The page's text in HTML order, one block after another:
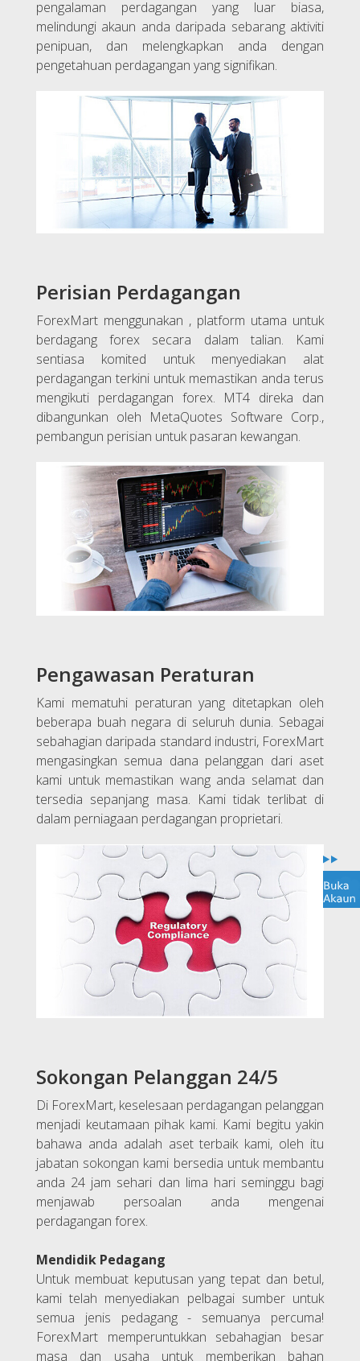
pengalaman perdagangan yang luar biasa,
melindungi akaun anda daripada sebarang aktiviti
penipuan, dan melengkapkan anda dengan
pengetahuan perdagangan yang signifikan.
Perisian Perdagangan
ForexMart menggunakan , platform utama untuk
berdagang forex secara dalam talian. Kami
sentiasa komited untuk menyediakan alat
perdagangan terkini untuk memastikan anda terus
mengikuti perdagangan forex. MT4 direka dan
dibangunkan oleh MetaQuotes Software Corp.,
pembangun perisian untuk pasaran kewangan.
Pengawasan Peraturan
Kami mematuhi peraturan yang ditetapkan oleh
beberapa buah negara di seluruh dunia. Sebagai
sebahagian daripada standard industri, ForexMart
mengasingkan semua dana pelanggan dari aset
kami untuk memastikan wang anda selamat dan
tersedia sepanjang masa. Kami tidak terlibat di
dalam perniagaan perdagangan proprietari.
Sokongan Pelanggan 24/5
Di ForexMart, keselesaan perdagangan pelanggan
menjadi keutamaan pihak kami. Kami begitu yakin
bahawa anda adalah aset terbaik kami, oleh itu
jabatan sokongan kami bersedia untuk membantu
anda 24 jam sehari dan lima hari seminggu bagi
menjawab persoalan anda mengenai
perdagangan forex.
Mendidik Pedagang
Untuk membuat keputusan yang tepat dan betul,
kami telah menyediakan pelbagai sumber untuk
semua jenis pedagang - semuanya percuma!
ForexMart memperuntukkan sebahagian besar
masa dan usaha untuk memberikan bahan